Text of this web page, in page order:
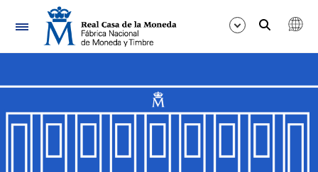
Nabigazioa
Erakutsi/Ezkutatu